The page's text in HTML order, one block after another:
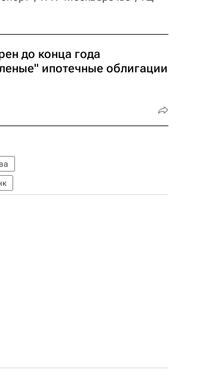
до конца года
ипотечные облигации